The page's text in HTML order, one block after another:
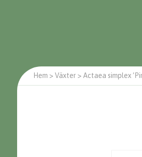
Hem > Växter> Actaea simplex